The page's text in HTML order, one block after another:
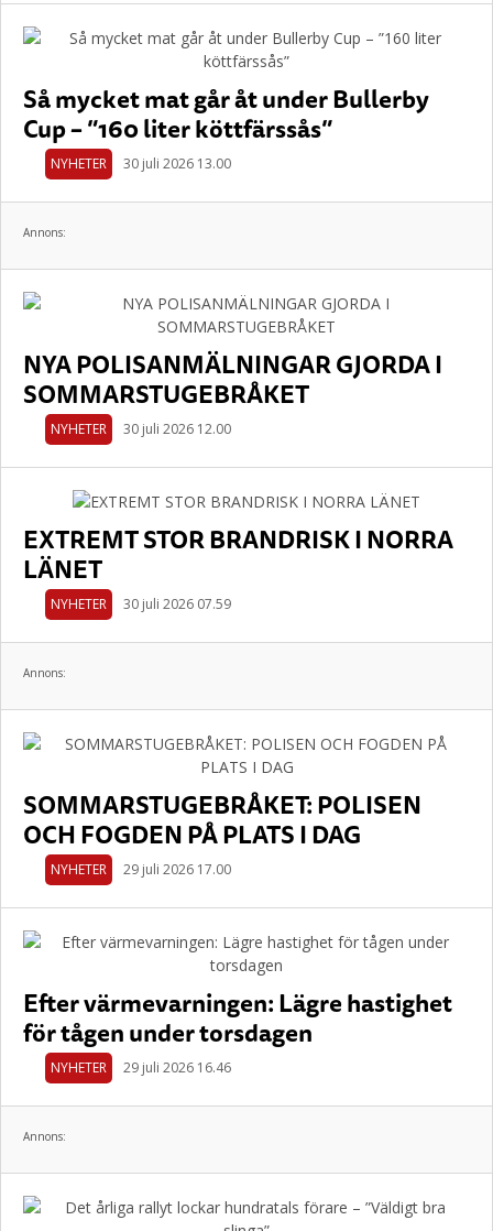
Så mycket mat går åt under Bullerby
Cup – ”160 liter köttfärssås”
NYHETER 30 juli 2026 13.00
Annons:
NYA POLISANMÄLNINGAR GJORDA I
SOMMARSTUGEBRÅKET
NYHETER 30 juli 2026 12.00
EXTREMT STOR BRANDRISK I NORRA
LÄNET
NYHETER 30 juli 2026 07.59
Annons:
SOMMARSTUGEBRÅKET: POLISEN
OCH FOGDEN PÅ PLATS I DAG
NYHETER 29 juli 2026 17.00
Efter värmevarningen: Lägre hastighet
för tågen under torsdagen
NYHETER 29 juli 2026 16.46
Annons: